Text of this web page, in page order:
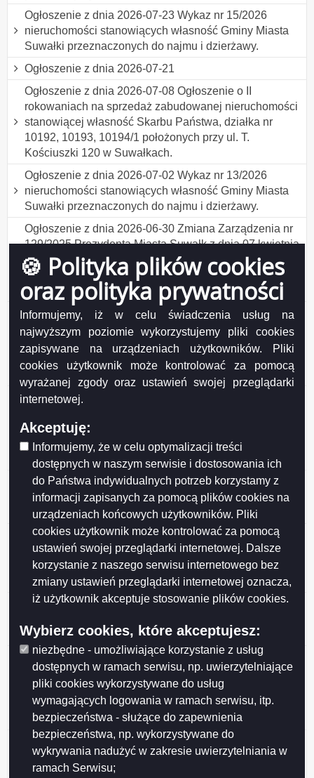
🍪 Polityka plików cookies
oraz polityka prywatności
Informujemy, iż w celu świadczenia usług na
najwyższym poziomie wykorzystujemy pliki cookies
zapisywane na urządzeniach użytkowników. Pliki
cookies użytkownik może kontrolować za pomocą
wyrażanej zgody oraz ustawień swojej przeglądarki
internetowej.
Akceptuję:
Informujemy, że w celu optymalizacji treści
dostępnych w naszym serwisie i dostosowania ich
do Państwa indywidualnych potrzeb korzystamy z
informacji zapisanych za pomocą plików cookies na
urządzeniach końcowych użytkowników. Pliki
cookies użytkownik może kontrolować za pomocą
ustawień swojej przeglądarki internetowej. Dalsze
korzystanie z naszego serwisu internetowego bez
zmiany ustawień przeglądarki internetowej oznacza,
iż użytkownik akceptuje stosowanie plików cookies.
Wybierz cookies, które akceptujesz:
niezbędne - umożliwiające korzystanie z usług
dostępnych w ramach serwisu, np. uwierzytelniające
pliki cookies wykorzystywane do usług
wymagających logowania w ramach serwisu, itp.
bezpieczeństwa - służące do zapewnienia
bezpieczeństwa, np. wykorzystywane do
wykrywania nadużyć w zakresie uwierzytelniania w
ramach Serwisu;
Ogłoszenie z dnia 2026-07-23 Wykaz nr 15/2026
nieruchomości stanowiących własność Gminy Miasta
Suwałki przeznaczonych do najmu i dzierżawy.
Ogłoszenie z dnia 2026-07-21
Ogłoszenie z dnia 2026-07-08 Ogłoszenie o II
rokowaniach na sprzedaż zabudowanej nieruchomości
stanowiącej własność Skarbu Państwa, działka nr
10192, 10193, 10194/1 położonych przy ul. T.
Kościuszki 120 w Suwałkach.
Ogłoszenie z dnia 2026-07-02 Wykaz nr 13/2026
nieruchomości stanowiących własność Gminy Miasta
Suwałki przeznaczonych do najmu i dzierżawy.
Ogłoszenie z dnia 2026-06-30 Zmiana Zarządzenia nr
129/2025 Prezydenta Miasta Suwałk z dnia 07 kwietnia
2025 r. w sprawie ustalenia formularza wniosku o
udzielenie bonifikaty w ramach programu "Działki
budowlane dla młodych w Suwałkach" .
Ogłoszenie z dnia 2026-06-17 Wykaz nieruchomości
stanowiącej własność Miasta Suwałk przeznaczonej
do sprzedaży w drodze przetargu ustnego
nieograniczonego (działki nr 35877, 35878, 35879,
35880, 35881/2, 35882/1)..
Ogłoszenie z dnia 2026-06-17 Wykaz nieruchomości
przeznaczonych do sprzedaży w drodze przetargu
ustnego nieograniczonego (działka nr 11581/4,
11579/3, 11580/2, 11577).
Ogłoszenie z dnia 2026-06-16 Wykaz nr 12/2026
nieruchomości stanowiących własność Gminy Miasta
Suwałki przeznaczonych do najmu i dzierżawy.
Ogłoszenie z dnia 2026-06-10 Wykaz lokali
stanowiących własność Miasta Suwałk
przeznaczonych do sprzedaży w drodze
bezprzetargowej na rzecz najemców.
Ogłoszenie z dnia 2026-05-28 Wykaz nr 11/2026
Suwałki przeznaczonych do najmu i dzierżawy.
Ogłoszenie z dnia 2026-05-27 Wykaz nieruchomości
stanowiących własność Miasta Suwałk
przeznaczonych do sprzedaży w drodze
bezprzetargowej na rzecz dotychczasowego
dzierżawcy (działki nr 10353, 11762).
Ogłoszenie z dnia 2026-05-27 Wykaz nieruchomości
stanowiącej własność Miasta Suwałk przeznaczonej
do sprzedaży w drodze bezprzetargowej (działka nr